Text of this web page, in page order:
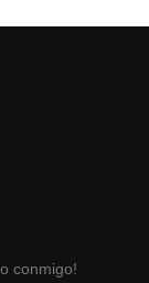
conmigo!